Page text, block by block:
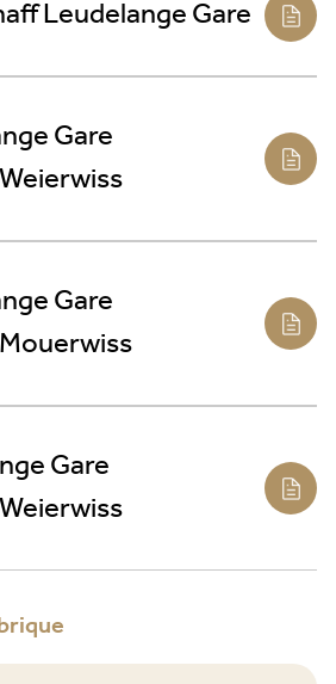
Leudelange Gare
Gare
Gare
Gare